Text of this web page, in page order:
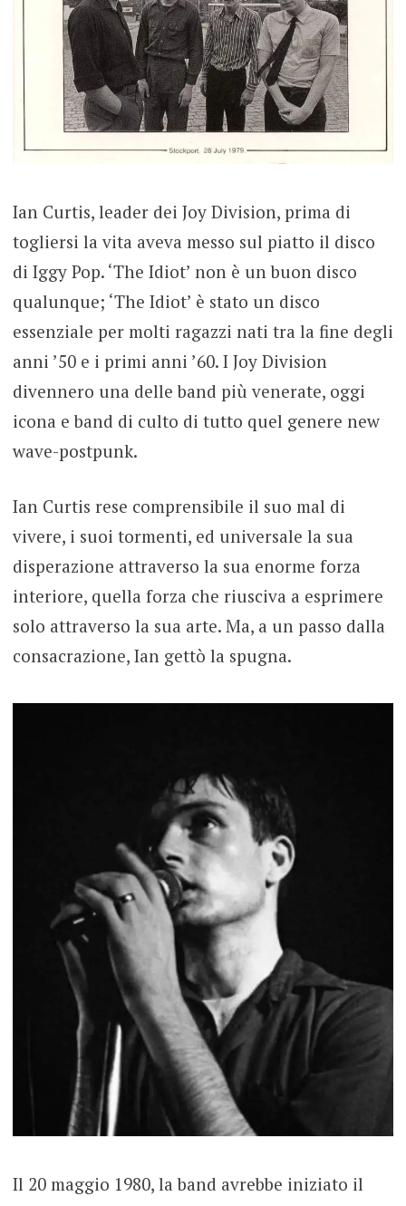
Ian Curtis, leader dei Joy Division, prima di
togliersi la vita aveva messo sul piatto il disco
di Iggy Pop. ‘The Idiot’ non è un buon disco
qualunque; ‘The Idiot’ è stato un disco
essenziale per molti ragazzi nati tra la fine degli
anni ’50 e i primi anni ’60. I Joy Division
divennero una delle band più venerate, oggi
icona e band di culto di tutto quel genere new
wave-postpunk.
Ian Curtis rese comprensibile il suo mal di
vivere, i suoi tormenti, ed universale la sua
disperazione attraverso la sua enorme forza
interiore, quella forza che riusciva a esprimere
solo attraverso la sua arte. Ma, a un passo dalla
consacrazione, Ian gettò la spugna.
Il 20 maggio 1980, la band avrebbe iniziato il